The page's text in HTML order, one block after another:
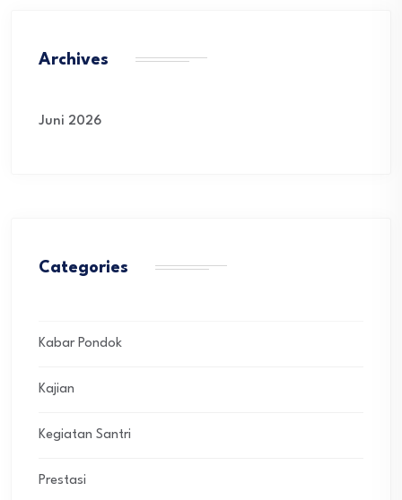
Archives
Juni 2026
Categories
Kabar Pondok
Kajian
Kegiatan Santri
Prestasi